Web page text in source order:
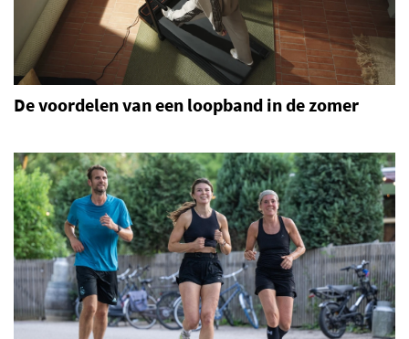
De voordelen van een loopband in de zomer